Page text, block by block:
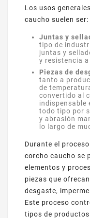
Los usos
caucho suelen ser:
Juntas y
tipo de
juntas y
y resistencia
Piezas de
tanto a
de
convertido al
indispensable
todo tipo por
y abrasión
lo largo de
Durante el
corcho caucho se
elementos y
piezas que
desgaste,
Este proceso
tipos de